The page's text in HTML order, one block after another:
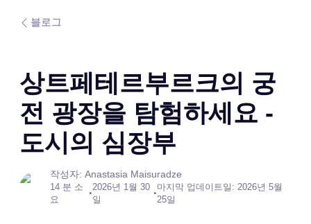
블로그
상트페테르부르크의 궁
전 광장을 탐험하세요 -
도시의 심장부
작성자: Anastasia Maisuradze
14 분 소
요
•
2026년 1월 30
일
•
마지막 업데이트일: 2026년 5월
25일